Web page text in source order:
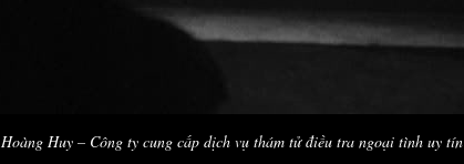
Hoàng Huy – Công ty cung cấp dịch vụ thám tử điều tra ngoại tình uy tín